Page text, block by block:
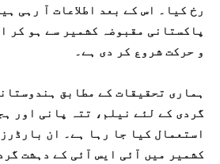
رخ کیا۔ اس کے بعد اطلاعات آ رہی
پاکستانی مقبوضہ کشمیر سے ہو کر
و حرکت شروع کر دی ہے۔
ہماری تحقیقات کے مطابق
گردی کے لئے نیلم، تتہ پانی اور
استعمال کیا جا رہا ہے۔ ان
کشمیر میں آئی ایس آئی کے دہشت